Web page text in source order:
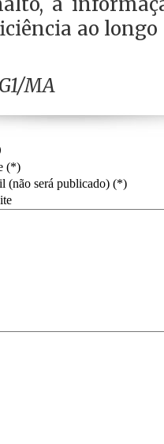
ao
MA
(*)
(não será publicado) (*)